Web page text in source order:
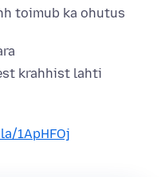
toimub ka ohutus
krahhist lahti
1ApHFOj